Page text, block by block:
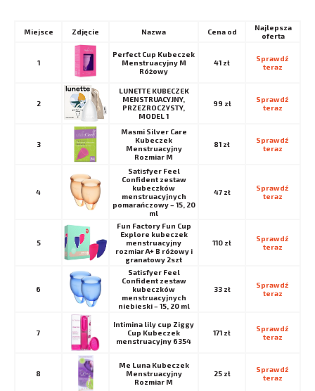
Miejsce Nazwa Cena od
Najlepsza
oferta
1
Perfect Cup Kubeczek
Menstruacyjny M
Różowy
41 zł
Sprawdź
teraz
2
LUNETTE KUBECZEK
MENSTRUACYJNY,
PRZEZROCZYSTY,
MODEL 1
99 zł
Sprawdź
teraz
3
Masmi Silver Care
Kubeczek
Menstruacyjny
Rozmiar M
81 zł
Sprawdź
teraz
4
Satisfyer Feel
Confident zestaw
kubeczków
menstruacyjnych
pomarańczowy – 15, 20
ml
47 zł
Sprawdź
teraz
5
Fun Factory Fun Cup
Explore kubeczek
menstruacyjny
rozmiar A+ B różowy i
granatowy 2szt
110 zł
Sprawdź
teraz
6
Satisfyer Feel
Confident zestaw
kubeczków
menstruacyjnych
niebieski – 15, 20 ml
33 zł
Sprawdź
teraz
7
Intimina lily cup Ziggy
Cup Kubeczek
menstruacyjny 6354
171 zł
Sprawdź
teraz
8
Me Luna Kubeczek
Menstruacyjny
Rozmiar M
25 zł
Sprawdź
teraz